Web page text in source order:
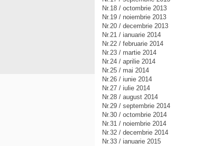
Nr.18 / octombrie 2013
Nr.19 / noiembrie 2013
Nr.20 / decembrie 2013
Nr.21 / ianuarie 2014
Nr.22 / februarie 2014
Nr.23 / martie 2014
Nr.24 / aprilie 2014
Nr.25 / mai 2014
Nr.26 / iunie 2014
Nr.27 / iulie 2014
Nr.28 / august 2014
Nr.29 / septembrie 2014
Nr.30 / octombrie 2014
Nr.31 / noiembrie 2014
Nr.32 / decembrie 2014
Nr.33 / ianuarie 2015